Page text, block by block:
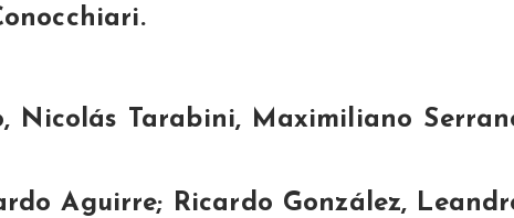
Nicolás Tarabini, Maximiliano
Aguirre; Ricardo González,